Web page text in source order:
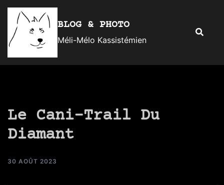
Aller
contenu
BLOG & PHOTO
Méli-Mélo Kassistémien
Le Cani-Trail Du
Diamant
30 AOÛT 2023